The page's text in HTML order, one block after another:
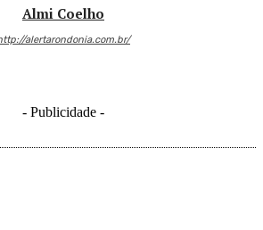
Almi Coelho
alertarondonia.com.br/
- Publicidade -